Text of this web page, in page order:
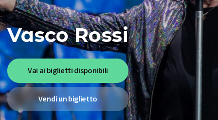
Vasco Rossi
Vai ai biglietti disponibili
Vendi un biglietto